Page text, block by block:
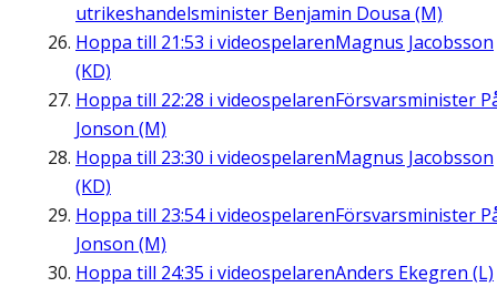
utrikeshandelsminister Benjamin Dousa (M)
Hoppa till 21:53 i videospelarenMagnus Jacobsson
(KD)
Hoppa till 22:28 i videospelarenFörsvarsminister
Jonson (M)
Hoppa till 23:30 i videospelarenMagnus Jacobsson
(KD)
Hoppa till 23:54i videospelarenFörsvarsminister
Jonson (M)
Hoppa till 24:35 i videospelarenAnders Ekegren (L)